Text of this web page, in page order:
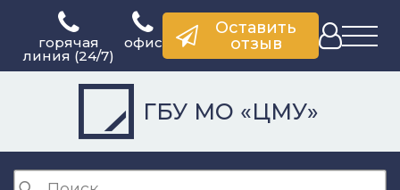
горячая
линия (24/7)
офис
Оставить
отзыв
ГБУ МО «ЦМУ»